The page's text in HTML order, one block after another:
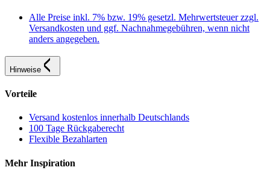
Alle Preise inkl. 7% bzw. 19% gesetzl. Mehrwertsteuer zzgl.
Versandkosten und ggf. Nachnahmegebühren, wenn nicht
anders angegeben.
Hinweise
Vorteile
Versand kostenlos innerhalb Deutschlands
100 Tage Rückgaberecht
Flexible Bezahlarten
Mehr Inspiration